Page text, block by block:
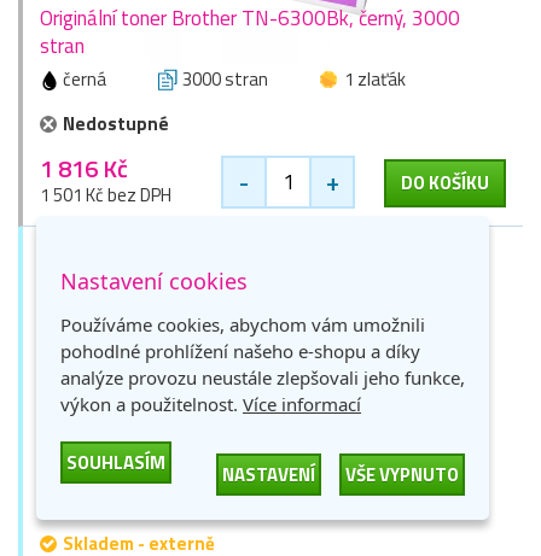
Originální toner Brother TN-6300Bk, černý, 3000
stran
černá 3000 stran
1 zlaťák
Nedostupné
1 816 Kč
1 501 Kč bez DPH - + DO KOŠÍKU
Originální toner Brother TN-328C, azurový, 6000
stran
6000 stran
1 zlaťák
Skladem - externě
Nastavení cookies
Používáme cookies, abychom vám umožnili
pohodlné prohlížení našeho e-shopu a díky
analýze provozu neustále zlepšovali jeho funkce,
výkon a použitelnost. Více informací
SOUHLASÍM NASTAVENÍ VŠE VYPNUTO